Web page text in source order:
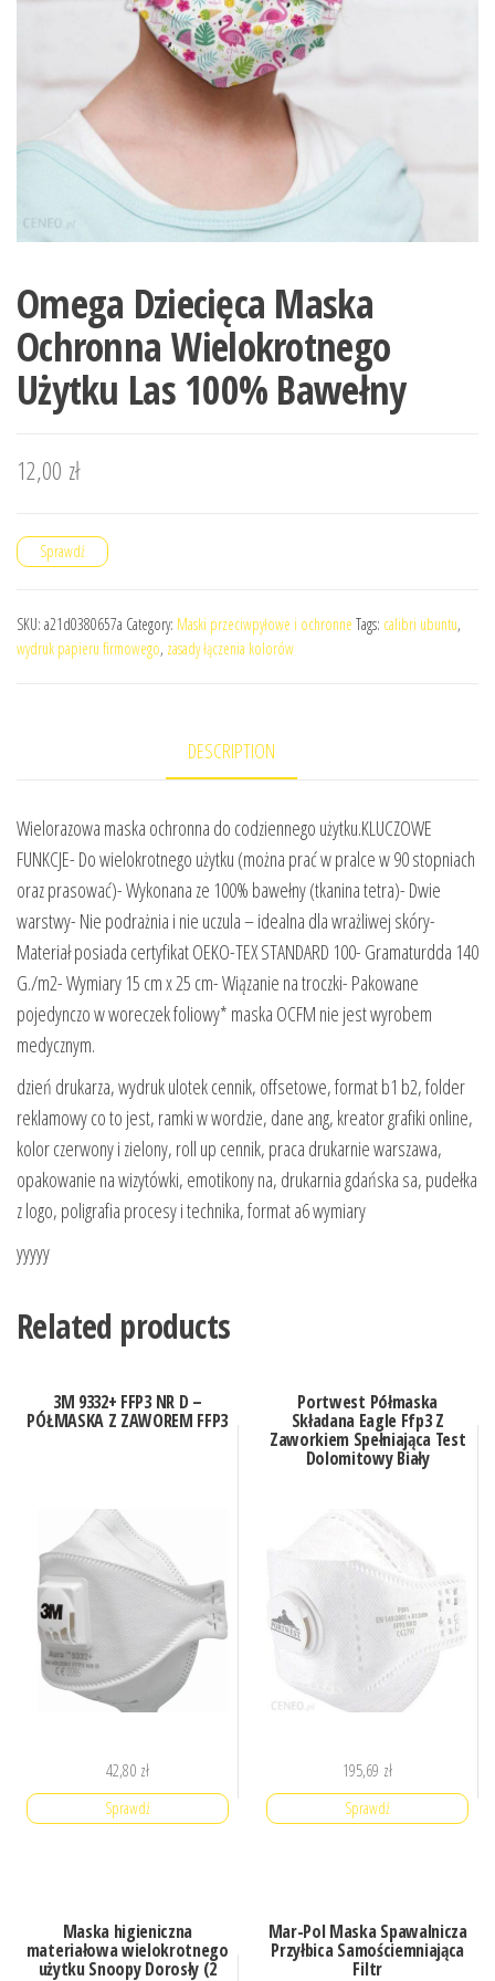
Omega Dziecięca Maska
Ochronna Wielokrotnego
Użytku Las 100% Bawełny
12,00 zł
Sprawdź
SKU: a21d0380657a Category: Maski przeciwpyłowe i ochronne Tags: calibri ubuntu,
wydruk papieru firmowego, zasady łączenia kolorów
DESCRIPTION
Wielorazowa maska ochronna do codziennego użytku.KLUCZOWE
FUNKCJE- Do wielokrotnego użytku (można prać w pralce w 90 stopniach
oraz prasować)- Wykonana ze 100% bawełny (tkanina tetra)- Dwie
warstwy- Nie podrażnia i nie uczula – idealna dla wrażliwej skóry-
Materiał posiada certyfikat OEKO-TEX STANDARD 100- Gramaturdda 140
G./m2- Wymiary 15 cm x 25 cm- Wiązanie na troczki- Pakowane
pojedynczo w woreczek foliowy* maska OCFM nie jest wyrobem
medycznym.
dzień drukarza, wydruk ulotek cennik, offsetowe, format b1 b2, folder
reklamowy co to jest, ramki w wordzie, dane ang, kreator grafiki online,
kolor czerwony i zielony, roll up cennik, praca drukarnie warszawa,
opakowanie na wizytówki, emotikony na, drukarnia gdańska sa, pudełka
z logo, poligrafia procesy i technika, format a6 wymiary
yyyyy
Related products
3M 9332+ FFP3 NR D –
PÓŁMASKA Z ZAWOREM FFP3
42,80 zł
Sprawdź
Portwest Półmaska
Składana Eagle Ffp3 Z
Zaworkiem Spełniająca Test
Dolomitowy Biały
195,69 zł
Sprawdź
Maska higieniczna
materiałowa wielokrotnego
użytku Snoopy Dorosły (2
Mar-Pol Maska Spawalnicza
Przyłbica Samościemniająca
Filtr